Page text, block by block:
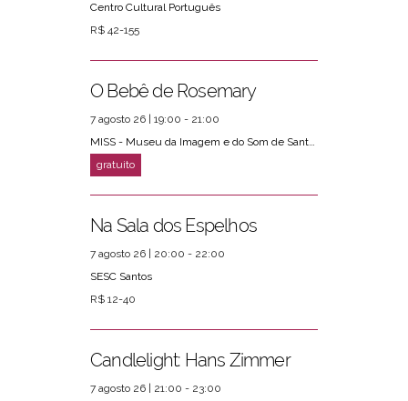
Centro Cultural Português
R$ 42-155
O Bebê de Rosemary
7 agosto 26 | 19:00 - 21:00
MISS - Museu da Imagem e do Som de Santos
Na Sala dos Espelhos
7 agosto 26 | 20:00 - 22:00
SESC Santos
R$ 12-40
Candlelight: Hans Zimmer
7 agosto 26 | 21:00 - 23:00